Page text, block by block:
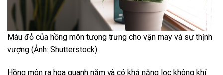
Màu đỏ của hồng môn tượng trưng cho vận may và sự thịnh
vượng (Ảnh: Shutterstock).
Hồng môn ra hoa quanh năm và có khả năng lọc không khí